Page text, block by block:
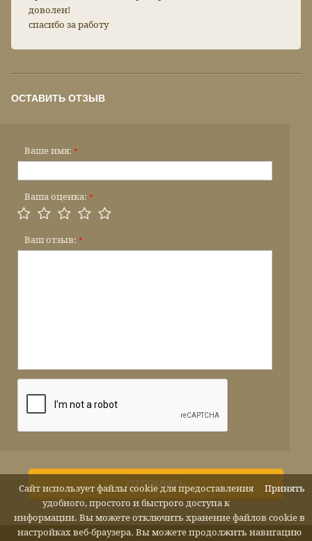
доволен!
спасибо за работу
ОСТАВИТЬ ОТЗЫВ
Ваше имя: *
Ваша оценка: *
Ваш отзыв: *
ОТПРАВИТЬ Принять
Сайт использует файлы cookie для предоставления
удобного, простого и быстрого доступа к
информации. Вы можете отключить хранение файлов cookie в
настройках веб-браузера. Вы можете продолжить навигацию